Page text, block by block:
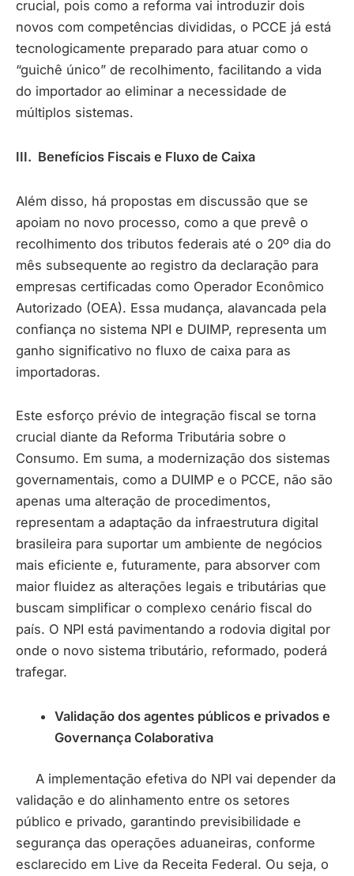
crucial, pois como a reforma vai introduzir dois
novos com competências divididas, o PCCE já está
tecnologicamente preparado para atuar como o
“guichê único” de recolhimento, facilitando a vida
do importador ao eliminar a necessidade de
múltiplos sistemas.
III. Benefícios Fiscais e Fluxo de Caixa
Além disso, há propostas em discussão que se
apoiam no novo processo, como a que prevê o
recolhimento dos tributos federais até o 20º dia do
mês subsequente ao registro da declaração para
empresas certificadas como Operador Econômico
Autorizado (OEA). Essa mudança, alavancada pela
confiança no sistema NPI e DUIMP, representa um
ganho significativo no fluxo de caixa para as
importadoras.
Este esforço prévio de integração fiscal se torna
crucial diante da Reforma Tributária sobre o
Consumo. Em suma, a modernização dos sistemas
governamentais, como a DUIMP e o PCCE, não são
apenas uma alteração de procedimentos,
representam a adaptação da infraestrutura digital
brasileira para suportar um ambiente de negócios
mais eficiente e, futuramente, para absorver com
maior fluidez as alterações legais e tributárias que
buscam simplificar o complexo cenário fiscal do
país. O NPI está pavimentando a rodovia digital por
onde o novo sistema tributário, reformado, poderá
trafegar.
Validação dos agentes públicos e privados e
Governança Colaborativa
A implementação efetiva do NPI vai depender da
validação e do alinhamento entre os setores
público e privado, garantindo previsibilidade e
segurança das operações aduaneiras, conforme
esclarecido em Live da Receita Federal. Ou seja, o